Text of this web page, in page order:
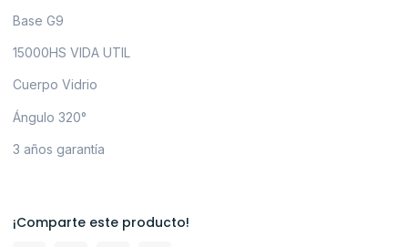
Base G9
15000HS VIDA UTIL
Cuerpo Vidrio
Ángulo 320°
3 años garantía
¡Comparte este producto!